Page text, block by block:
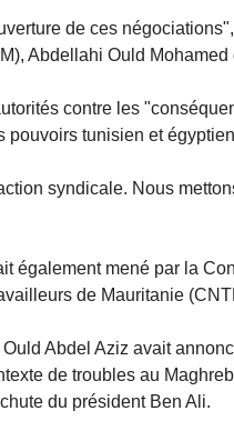
de ces
Abdellahi Ould Mohamed
contre les
tunisien et
syndicale. Nous
également mené par la
de Mauritanie
Abdel Aziz avait
de troubles au
du président Ben Ali.